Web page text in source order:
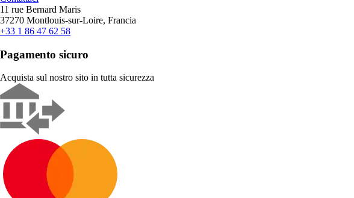
11 rue Bernard Maris
37270 Montlouis-sur-Loire, Francia
+33 1 86 47 62 58
Pagamento sicuro
Acquista sul nostro sito in tutta sicurezza